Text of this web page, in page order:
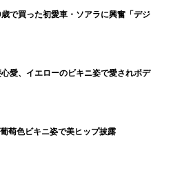
で買った初愛車・ソアラに興奮「デジ
愛、イエローのビキニ姿で愛されボデ
萄色ビキニ姿で美ヒップ披露